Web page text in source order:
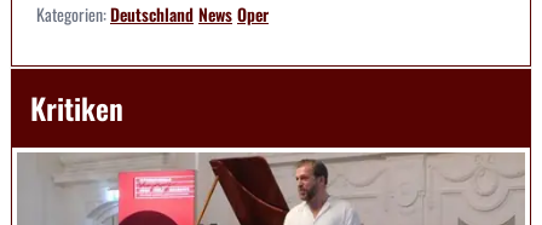
Kategorien:DeutschlandNewsOper
Kritiken